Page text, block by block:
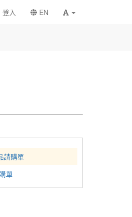
登入 EN
請購單
單